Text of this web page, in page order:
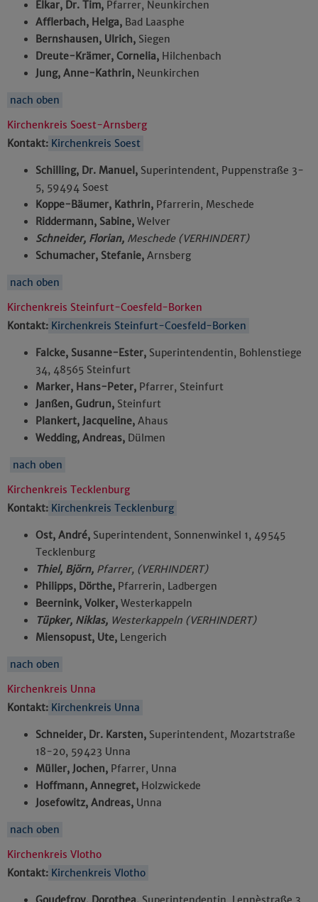
Elkar, Dr. Tim, Pfarrer, Neunkirchen
Afflerbach, Helga, Bad Laasphe
Bernshausen, Ulrich, Siegen
Dreute-Krämer, Cornelia, Hilchenbach
Jung, Anne-Kathrin, Neunkirchen
nach oben
Kirchenkreis Soest-Arnsberg
Kontakt: Kirchenkreis Soest
Schilling, Dr. Manuel, Superintendent, Puppenstraße 3-
5, 59494 Soest
Koppe-Bäumer, Kathrin, Pfarrerin, Meschede
Riddermann, Sabine, Welver
Schneider, Florian, Meschede (VERHINDERT)
Schumacher, Stefanie, Arnsberg
nach oben
Kirchenkreis Steinfurt-Coesfeld-Borken
Kontakt: Kirchenkreis Steinfurt-Coesfeld-Borken
Falcke, Susanne-Ester, Superintendentin, Bohlenstiege
34, 48565 Steinfurt
Marker, Hans-Peter, Pfarrer, Steinfurt
Janßen, Gudrun, Steinfurt
Plankert, Jacqueline, Ahaus
Wedding, Andreas, Dülmen
nach oben
Kirchenkreis Tecklenburg
Kontakt: Kirchenkreis Tecklenburg
Ost, André, Superintendent, Sonnenwinkel 1, 49545
Tecklenburg
Thiel, Björn, Pfarrer, (VERHINDERT)
Philipps, Dörthe, Pfarrerin, Ladbergen
Beernink, Volker, Westerkappeln
Tüpker, Niklas, Westerkappeln (VERHINDERT)
Miensopust, Ute, Lengerich
nach oben
Kirchenkreis Unna
Kontakt: Kirchenkreis Unna
Schneider, Dr. Karsten, Superintendent, Mozartstraße
18-20, 59423 Unna
Müller, Jochen, Pfarrer, Unna
Hoffmann, Annegret, Holzwickede
Josefowitz, Andreas, Unna
nach oben
Kirchenkreis Vlotho
Kontakt: Kirchenkreis Vlotho